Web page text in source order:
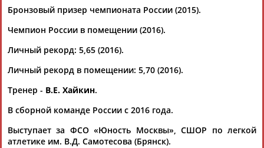
Флюра
БУЛАТОВА
Татьяна
Бронзовый призер чемпионата России (2015).
Чемпион России в помещении (2016).
Личный рекорд: 5,65 (2016).
Личный рекорд в помещении: 5,70 (2016).
Тренер - В.Е. Хайкин.
В сборной команде России с 2016 года.
Выступает за ФСО «Юность Москвы», СШОР по легкой
атлетике им. В.Д. Самотесова (Брянск).